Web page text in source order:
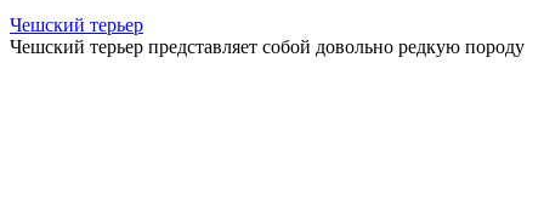
Чешский терьер
Чешский терьер представляет собой довольно редкую породу